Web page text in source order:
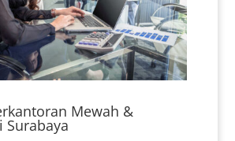
Mewah &
Surabaya